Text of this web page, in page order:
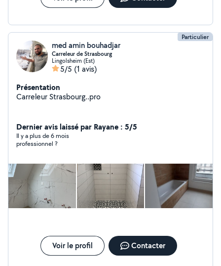
Particulier
med amin bouhadjar
Carreleur de Strasbourg
Lingolsheim (Est)
5/5 (1 avis)
Présentation
Carreleur Strasbourg..pro
Dernier avis laissé par Rayane : 5/5
Il y a plus de 6 mois
professionnel ?
Voir le profil Contacter